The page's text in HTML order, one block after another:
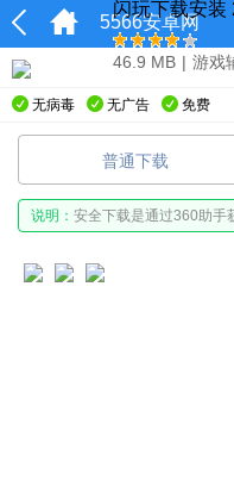
5566安卓网
闪玩下载安装
46.9 MB | 游戏
无病毒 无广告 免费
普通下载
说明： 安全下载是通过360助手